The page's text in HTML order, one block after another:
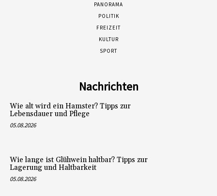
PANORAMA
POLITIK
FREIZEIT
KULTUR
SPORT
Nachrichten
Wie alt wird ein Hamster? Tipps zur
Lebensdauer und Pflege
05.08.2026
Wie lange ist Glühwein haltbar? Tipps zur
Lagerung und Haltbarkeit
05.08.2026